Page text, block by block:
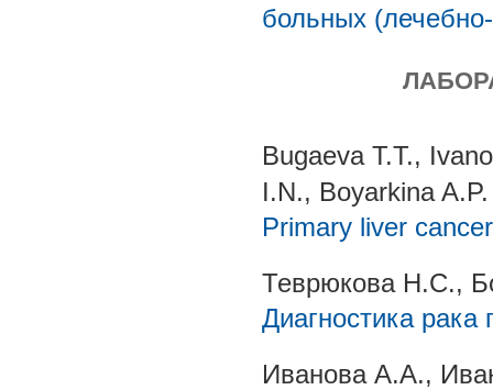
больных
Bugaeva T.T.,
I.N., Boyarkina A.P.
Primary liver
Теврюкова Н.С.,
Диагностика рака
Иванова А.А.,